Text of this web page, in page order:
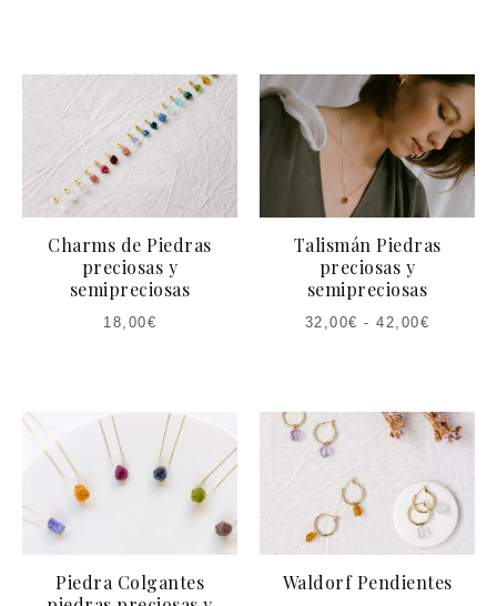
Charms de Piedras
preciosas y
semipreciosas
18,00€
Talismán Piedras
preciosas y
semipreciosas
32,00€ -42,00€
Piedra Colgantes
Waldorf Pendientes